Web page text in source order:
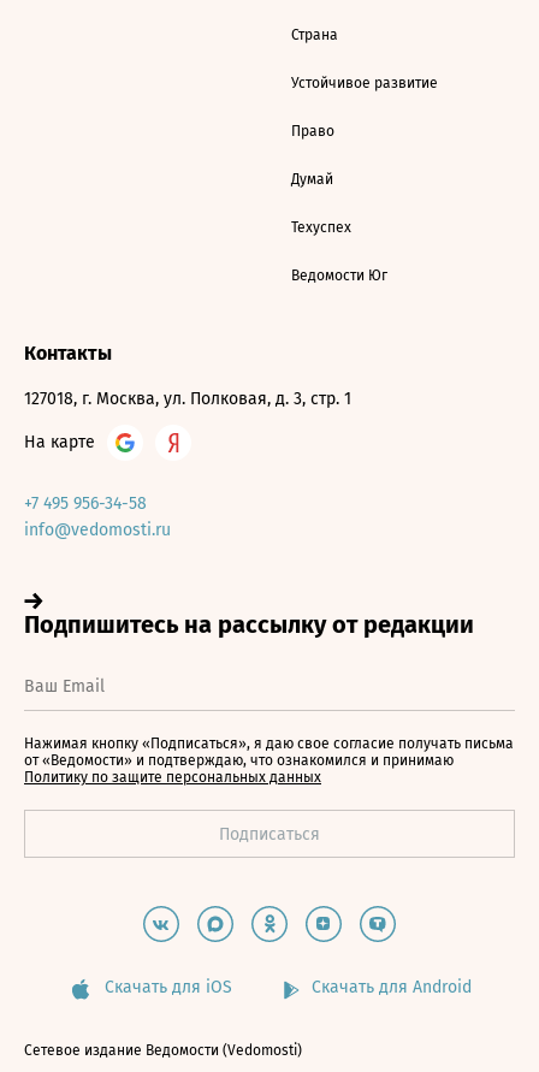
Страна
Устойчивое развитие
Право
Думай
Техуспех
Ведомости Юг
Контакты
127018, г. Москва, ул. Полковая, д. 3, стр. 1
На карте
+7 495 956-34-58
info@vedomosti.ru
Нажимая кнопку «Подписаться», я даю свое согласие получать письма
от «Ведомости» и подтверждаю, что ознакомился и принимаю
Политику по защите персональных данных
Скачать для iOS Скачать для Android
Сетевое издание Ведомости (Vedomosti)